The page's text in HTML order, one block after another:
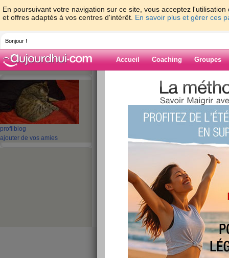
En poursuivant votre navigation sur ce site, vous acceptez
et offres adaptés à vos centres d'intérêt. En savoir plus et gérer ces
Bonjour !
Accueil Coaching Groupes
profil blog
ajouter de vos amies
>
Blog de Yaneth
Suiv. ›
Reprise régime.
publié le 02/05/2016 à 19:48
Ca y est ! C'est repartis pour recommencer
déjeuner léger. Chocolat chaud, deux tartine
haricot vert et steak haché. Fromage et
j'hésite... choux fleur ou soupe... ??
lire la suite